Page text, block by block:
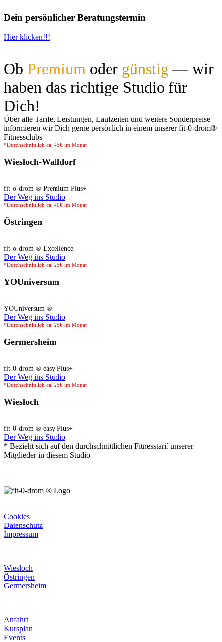
Dein persönlicher Beratungstermin
Hier klicken!!!
Ob Premium oder günstig — wir
haben das richtige Studio für
Dich!
Über alle Tarife, Leistungen, Laufzeiten und weitere Sonderpreise
informieren wir Dich gerne persönlich in einem unserer fit-0-drom®️
Fitnessclubs
*Durchschnittlich ca. 45€ im Monat
Wiesloch-Walldorf
fit-o-drom ® Premium Plus+
Der Weg ins Studio
*Durchschnittlich ca. 40€ im Monat
Östringen
fit-o-drom ® Excellence
Der Weg ins Studio
*Durchschnittlich ca. 25€ im Monat
YOUniversum
YOUniversum ®
Der Weg ins Studio
*Durchschnittlich ca. 25€ im Monat
Germersheim
fit-0-drom ® easy Plus+
Der Weg ins Studio
*Durchschnittlich ca. 25€ im Monat
Wiesloch
fit-0-drom ® easy Plus+
Der Weg ins Studio
* Bezieht sich auf den durchschnittlichen Fitnesstarif unserer
Mitglieder in diesem Studio
Cookies
Datenschutz
Impressum
Wiesloch
Östringen
Germersheim
Anfahrt
Kursplan
Events